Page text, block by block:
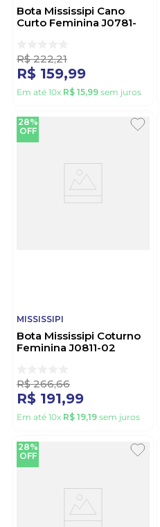
Bota Mississipi Cano
Curto Feminina J0781-
R$ 222,21
R$ 159,99
Em até 10x R$ 15,99 sem juros
28%
OFF
MISSISSIPI
Bota Mississipi Coturno
Feminina J0811-02
R$ 266,66
R$ 191,99
Em até 10x R$ 19,19 sem juros
28%
OFF